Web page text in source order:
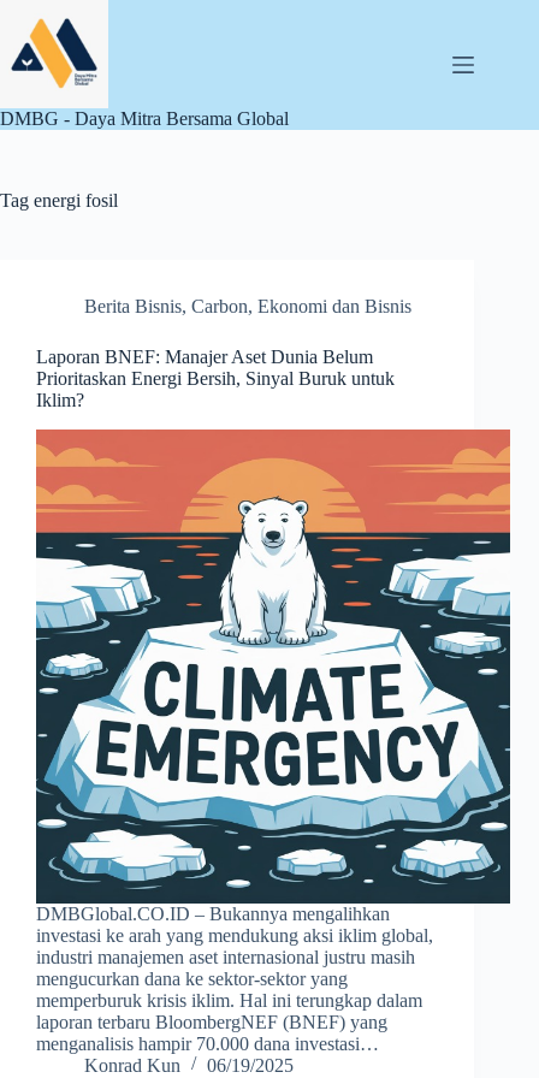
content
DMBG - Daya Mitra Bersama Global
Tag energi fosil
Berita Bisnis, Carbon, Ekonomi dan Bisnis
Laporan BNEF: Manajer Aset Dunia Belum
Prioritaskan Energi Bersih, Sinyal Buruk untuk
Iklim?
DMBGlobal.CO.ID – Bukannya mengalihkan
investasi ke arah yang mendukung aksi iklim global,
industri manajemen aset internasional justru masih
mengucurkan dana ke sektor-sektor yang
memperburuk krisis iklim. Hal ini terungkap dalam
laporan terbaru BloombergNEF (BNEF) yang
menganalisis hampir 70.000 dana investasi…
Konrad Kun
06/19/2025